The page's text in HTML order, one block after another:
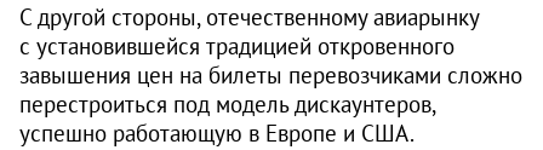
С другой стороны, отечественному авиарынку
с установившейся традицией откровенного
завышения цен на билеты перевозчиками сложно
перестроиться под модель дискаунтеров,
успешно работающую в Европе и США.